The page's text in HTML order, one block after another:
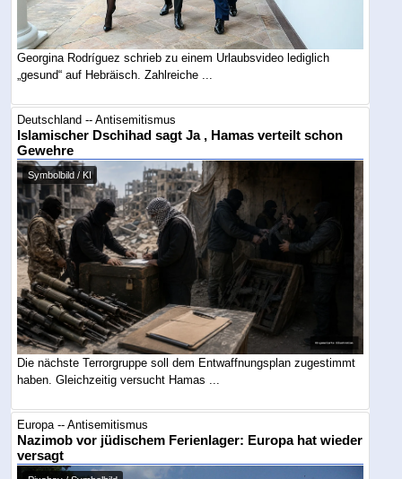
Georgina Rodríguez schrieb zu einem Urlaubsvideo lediglich
„gesund“ auf Hebräisch. Zahlreiche ...
Deutschland -- Antisemitismus
Islamischer Dschihad sagt Ja , Hamas verteilt schon
Gewehre
Symbolbild / KI
Die nächste Terrorgruppe soll dem Entwaffnungsplan zugestimmt
haben. Gleichzeitig versucht Hamas ...
Europa -- Antisemitismus
Nazimob vor jüdischem Ferienlager: Europa hat wieder
versagt